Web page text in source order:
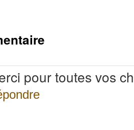
pour toutes vos